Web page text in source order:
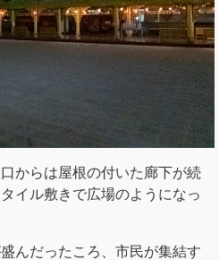
からは屋根の付いた廊下が続
イル敷きで広場のようになっ
んだったころ、市民が集結す